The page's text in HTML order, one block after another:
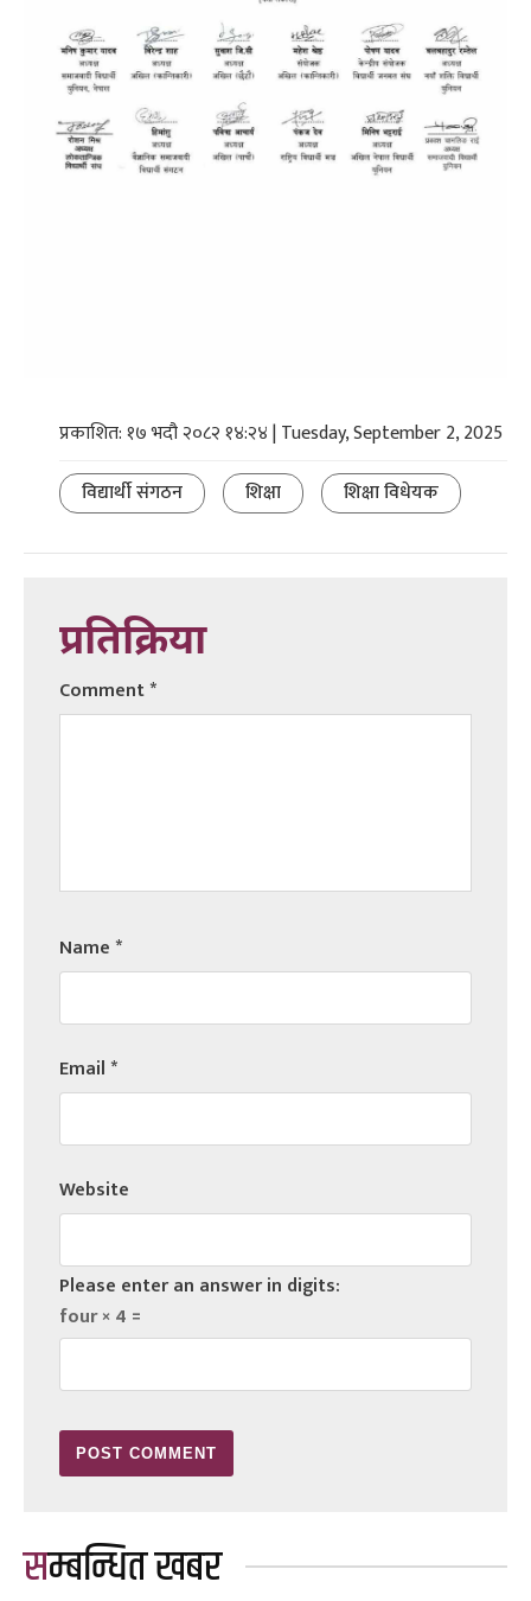
प्रकाशित: १७ भदौ २०८२ १४:२४ | Tuesday, September 2, 2025
विद्यार्थी संगठन
शिक्षा शिक्षा विधेयक
प्रतिक्रिया
Comment*
Name*
Email*
Website
Please enter an answer in digits:
four × 4 =
सम्बन्धित खबर